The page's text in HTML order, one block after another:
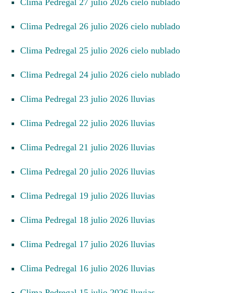
Clima Pedregal 26 julio 2026 cielo nublado
Clima Pedregal 25 julio 2026 cielo nublado
Clima Pedregal 24 julio 2026 cielo nublado
Clima Pedregal 23 julio 2026 lluvias
Clima Pedregal 22 julio 2026 lluvias
Clima Pedregal 21 julio 2026 lluvias
Clima Pedregal 20 julio 2026 lluvias
Clima Pedregal 19 julio 2026 lluvias
Clima Pedregal 18 julio 2026 lluvias
Clima Pedregal 17 julio 2026 lluvias
Clima Pedregal 16 julio 2026 lluvias